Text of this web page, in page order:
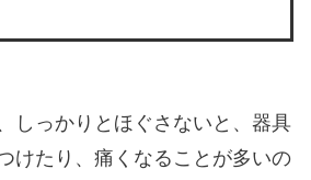
しっかりとほぐさないと、器具
けたり、痛くなることが多いの